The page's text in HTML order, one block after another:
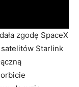
zgodę SpaceX
Starlink